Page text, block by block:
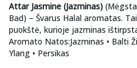
Attar Jasmine (Jazminas)
Bad) – Švarus Halal aromatas.
puokštė, kurioje jazminas
Aromato Natos:Jazminas • Balti
Ylang • Persikas